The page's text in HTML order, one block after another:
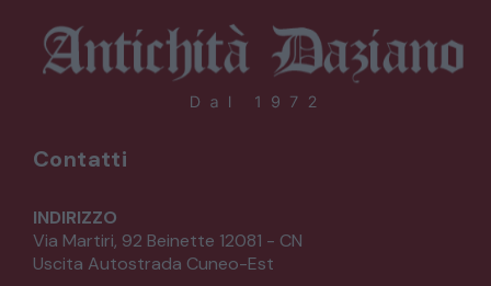
COMÒ E COMODINI
SEDIE POLTRONE DIVANI
Contatti
INDIRIZZO
Via Martiri, 92 Beinette 12081 - CN
Uscita Autostrada Cuneo-Est